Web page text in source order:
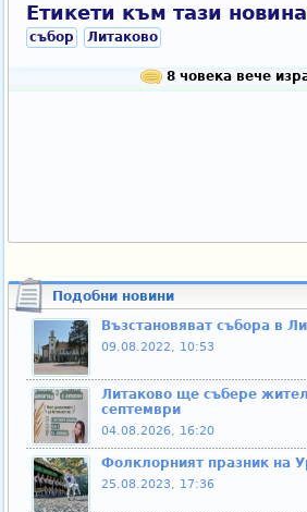
Етикети към тази
събор Литаково
8 човека вече
Подобни новини
Възстановяват събора в
09.08.2022, 10:53
Литаково ще събере
септември
04.08.2026, 16:20
Фолклорният празник на
25.08.2023, 17:36